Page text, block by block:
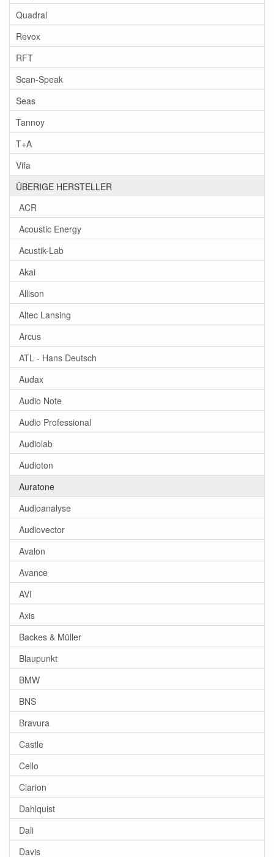
Quadral
Revox
RFT
Scan-Speak
Seas
Tannoy
T+A
Vifa
ÜBERIGE HERSTELLER
ACR
Acoustic Energy
Acustik-Lab
Akai
Allison
Altec Lansing
Arcus
ATL - Hans Deutsch
Audax
Audio Note
Audio Professional
Audiolab
Audioton
Auratone
Audioanalyse
Audiovector
Avalon
Avance
AVI
Axis
Backes & Müller
Blaupunkt
BMW
BNS
Bravura
Castle
Cello
Clarion
Dahlquist
Dali
Davis